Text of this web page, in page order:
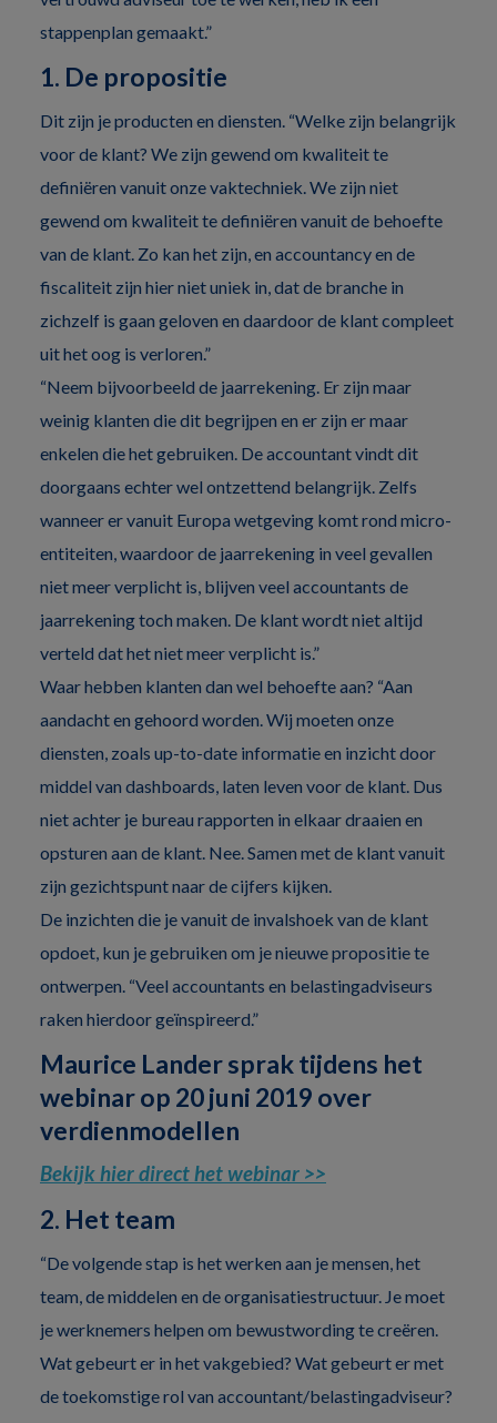
stappenplan gemaakt.”
1. De propositie
Dit zijn je producten en diensten. “Welke zijn belangrijk
voor de klant? We zijn gewend om kwaliteit te
definiëren vanuit onze vaktechniek. We zijn niet
gewend om kwaliteit te definiëren vanuit de behoefte
van de klant. Zo kan het zijn, en accountancy en de
fiscaliteit zijn hier niet uniek in, dat de branche in
zichzelf is gaan geloven en daardoor de klant compleet
uit het oog is verloren.”
“Neem bijvoorbeeld de jaarrekening. Er zijn maar
weinig klanten die dit begrijpen en er zijn er maar
enkelen die het gebruiken. De accountant vindt dit
doorgaans echter wel ontzettend belangrijk. Zelfs
wanneer er vanuit Europa wetgeving komt rond micro-
entiteiten, waardoor de jaarrekening in veel gevallen
niet meer verplicht is, blijven veel accountants de
jaarrekening toch maken. De klant wordt niet altijd
verteld dat het niet meer verplicht is.”
Waar hebben klanten dan wel behoefte aan? “Aan
aandacht en gehoord worden. Wij moeten onze
diensten, zoals up-to-date informatie en inzicht door
middel van dashboards, laten leven voor de klant. Dus
niet achter je bureau rapporten in elkaar draaien en
opsturen aan de klant. Nee. Samen met de klant vanuit
zijn gezichtspunt naar de cijfers kijken.
De inzichten die je vanuit de invalshoek van de klant
opdoet, kun je gebruiken om je nieuwe propositie te
ontwerpen. “Veel accountants en belastingadviseurs
raken hierdoor geïnspireerd.”
Maurice Lander sprak tijdens het
webinar op 20 juni 2019 over
verdienmodellen
Bekijk hier direct het webinar >>
2. Het team
“De volgende stap is het werken aan je mensen, het
team, de middelen en de organisatiestructuur. Je moet
je werknemers helpen om bewustwording te creëren.
Wat gebeurt er in het vakgebied? Wat gebeurt er met
de toekomstige rol van accountant/belastingadviseur?